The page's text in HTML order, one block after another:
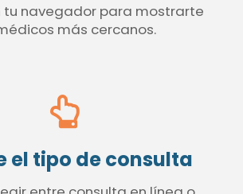
tu navegador para mostrarte
más cercanos.
el tipo de consulta